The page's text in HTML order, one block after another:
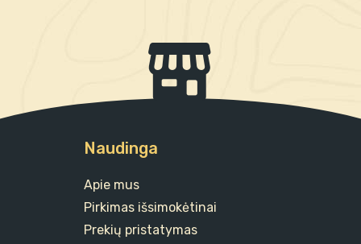
Naudinga
Apie mus
Pirkimas išsimokėtinai
Prekių pristatymas